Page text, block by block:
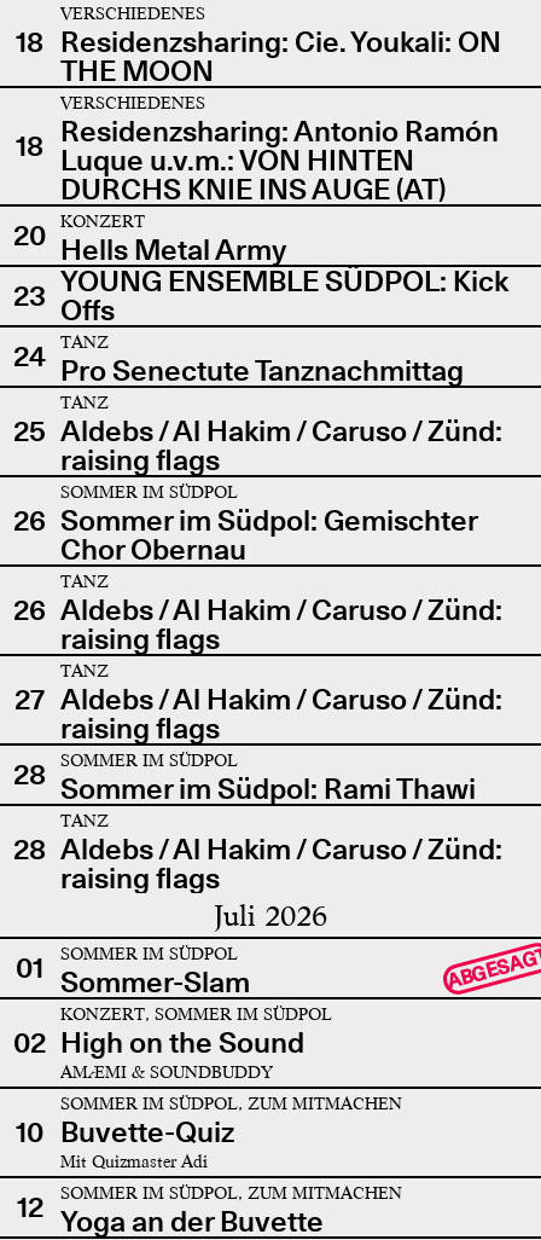
18
VERSCHIEDENES
Residenzsharing: Cie. Youkali: ON
THE MOON
18
VERSCHIEDENES
Residenzsharing: Antonio Ramón
Luque u.v.m.: VON HINTEN
DURCHS KNIE INS AUGE (AT)
20
KONZERT
Hells Metal Army
23 YOUNG ENSEMBLE SÜDPOL: Kick
Offs
24
TANZ
Pro Senectute Tanznachmittag
25
TANZ
Aldebs / Al Hakim / Caruso / Zünd:
raising flags
26
SOMMER IM SÜDPOL
Sommer im Südpol: Gemischter
Chor Obernau
26
TANZ
Aldebs / Al Hakim / Caruso / Zünd:
raising flags
27
TANZ
Aldebs / Al Hakim / Caruso / Zünd:
raising flags
28
SOMMER IM SÜDPOL
Sommer im Südpol: Rami Thawi
28
TANZ
Aldebs / Al Hakim / Caruso / Zünd:
raising flags
Juli 2026
01 SOMMER IM SÜDPOL
Sommer-Slam
02
KONZERT, SOMMER IM SÜDPOL
High on the Sound
AMÆMI & SOUNDBUDDY
10
SOMMER IM SÜDPOL, ZUM MITMACHEN
Buvette-Quiz
Mit Quizmaster Adi
12 SOMMER IM SÜDPOL, ZUM MITMACHEN
Yoga an der Buvette